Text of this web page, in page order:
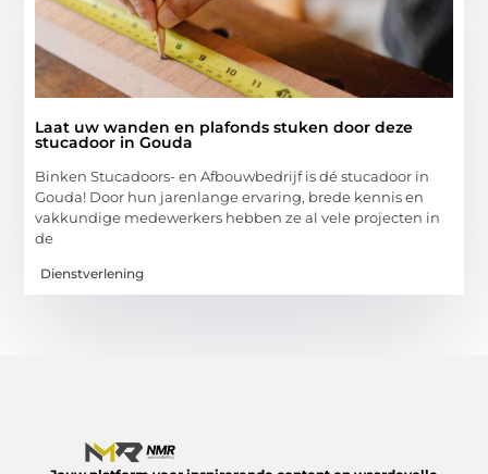
Laat uw wanden en plafonds stuken door deze
stucadoor in Gouda
Binken Stucadoors- en Afbouwbedrijf is dé stucadoor in
Gouda! Door hun jarenlange ervaring, brede kennis en
vakkundige medewerkers hebben ze al vele projecten in
de
Dienstverlening